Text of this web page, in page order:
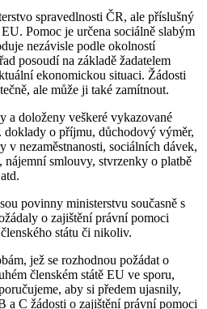
spravedlnosti ČR, ale příslušný
Pomoc je určena sociálně slabým
nezávisle podle okolností
posoudí na základě žadatelem
ekonomickou situaci. Žádosti
ale může ji také zamítnout.
a doloženy veškeré vykazované
doklady o příjmu, důchodový výměr,
v nezaměstnanosti, sociálních dávek,
smlouvy, stvrzenky o platbě
povinny ministerstvu současně s
o zajištění právní pomoci
státu či nikoliv.
jež se rozhodnou požádat o
členském státě EU ve sporu,
aby si předem ujasnily,
a C žádosti o zajištění právní pomoci